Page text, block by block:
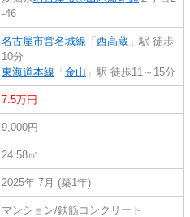
-46
名古屋市営名城線 「 西高蔵 」駅 徒歩
10分
東海道本線 「 金山 」駅 徒歩11～15分
7.5万円
9,000円
24.58㎡
2025年 7月 (築1年)
マンション/鉄筋コンクリート